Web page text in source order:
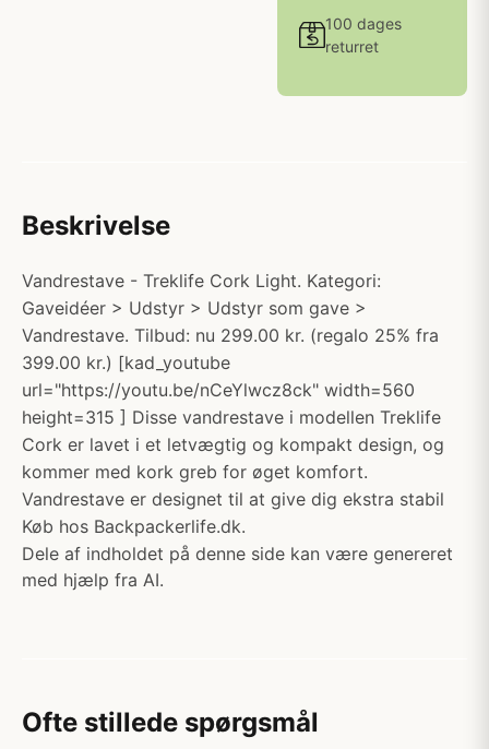
100 dages
returret
Beskrivelse
Vandrestave - Treklife Cork Light. Kategori:
Gaveidéer > Udstyr > Udstyr som gave >
Vandrestave. Tilbud: nu 299.00 kr. (regalo 25% fra
399.00 kr.) [kad_youtube
url="https://youtu.be/nCeYlwcz8ck" width=560
height=315 ] Disse vandrestave i modellen Treklife
Cork er lavet i et letvægtig og kompakt design, og
kommer med kork greb for øget komfort.
Vandrestave er designet til at give dig ekstra stabil
Køb hos Backpackerlife.dk.
Dele af indholdet på denne side kan være genereret
med hjælp fra AI.
Ofte stillede spørgsmål